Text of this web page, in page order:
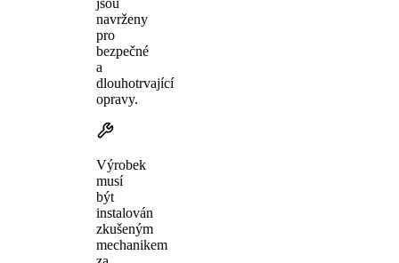
navrženy
pro
bezpečné
a
dlouhotrvající
opravy.
Výrobek
musí
být
instalován
zkušeným
mechanikem